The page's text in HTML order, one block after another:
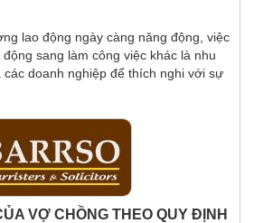
lao động ngày càng năng động, việc
sang làm công việc khác là nhu
doanh nghiệp để thích nghi với sự
VỢ CHỒNG THEO QUY ĐỊNH